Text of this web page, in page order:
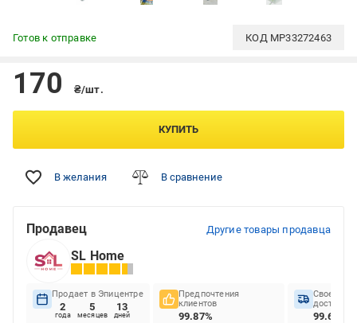
Готов к отправке КОД MP33272463
170 ₴/шт.
КУПИТЬ
В желания В сравнение
Продавец Другие товары продавца
SL Home
Продает в Эпицентре
2
года
5
месяцев
13
дней
Предпочтения
клиентов
99.87%
доставок
99.64%